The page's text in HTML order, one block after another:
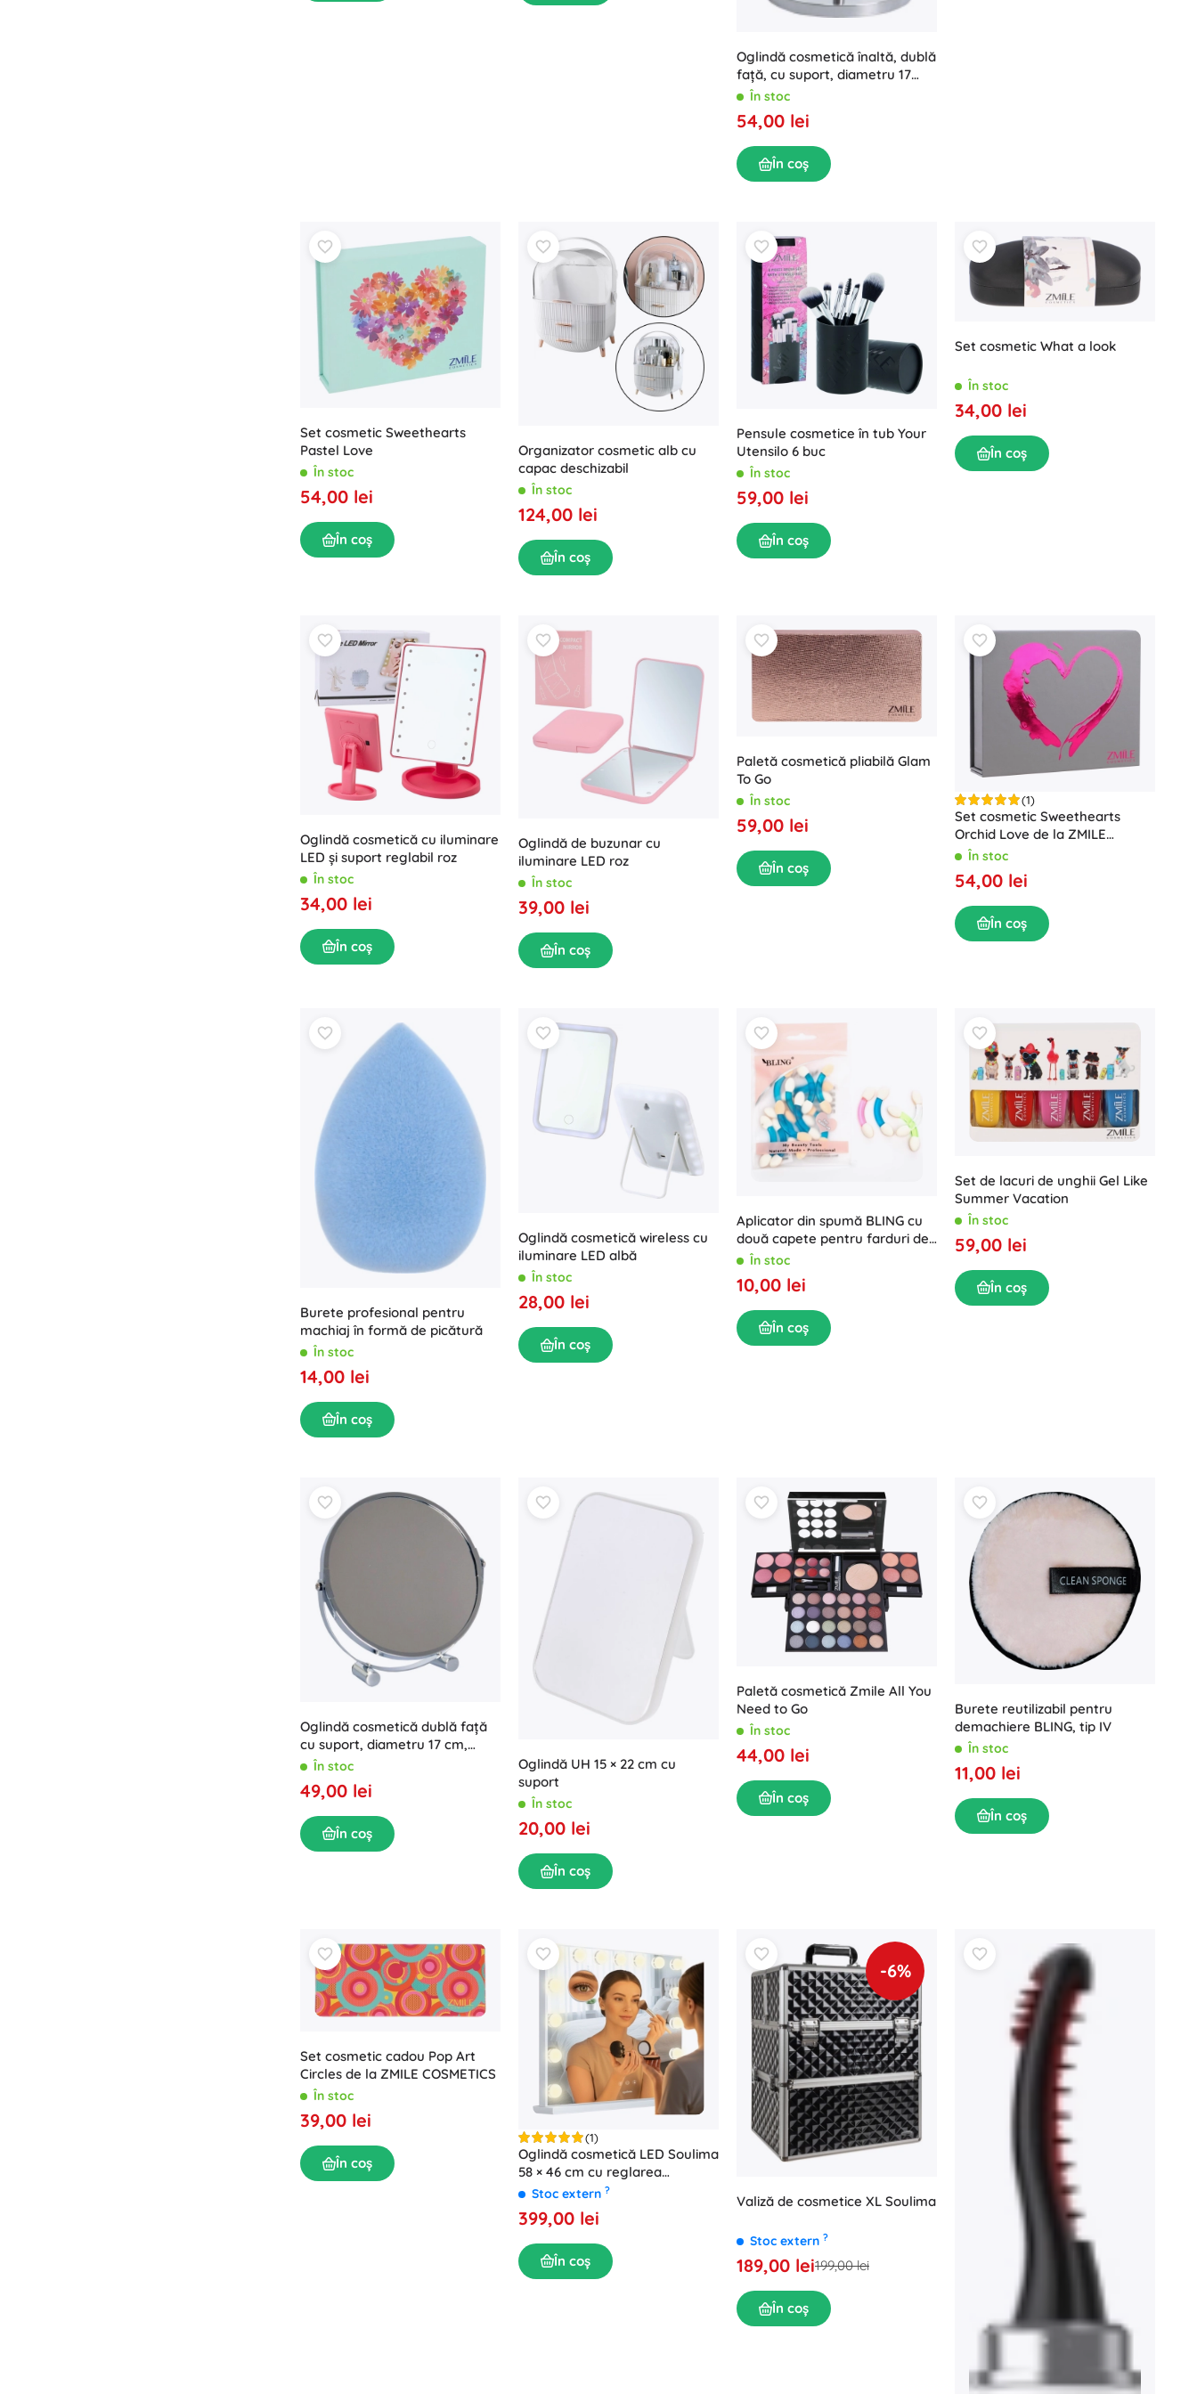
Oglindă cosmetică înaltă, dublă
față, cu suport, diametru 17
cm, crom
În stoc
54,00 lei
În coș
Set cosmetic Sweethearts
Pastel Love
În stoc
54,00 lei
În coș
Organizator cosmetic alb cu
capac deschizabil
În stoc
124,00 lei
În coș
Pensule cosmetice în tub Your
Utensilo 6 buc
În stoc
59,00 lei
În coș
Set cosmetic What a look
În stoc
34,00 lei
În coș
Oglindă cosmetică cu iluminare
LED și suport reglabil roz
În stoc
34,00 lei
În coș
Oglindă de buzunar cu
iluminare LED roz
În stoc
39,00 lei
În coș
Paletă cosmetică pliabilă Glam
To Go
În stoc
59,00 lei
În coș
(1)
Set cosmetic Sweethearts
Orchid Love de la ZMILE
COSMETICS
În stoc
54,00 lei
În coș
Burete profesional pentru
machiaj în formă de picătură
În stoc
14,00 lei
În coș
Oglindă cosmetică wireless cu
iluminare LED albă
În stoc
28,00 lei
În coș
Aplicator din spumă BLING cu
două capete pentru farduri de
pleoape, set 12 buc.
În stoc
10,00 lei
În coș
Set de lacuri de unghii Gel Like
Summer Vacation
În stoc
59,00 lei
În coș
Oglindă cosmetică dublă față
cu suport, diametru 17 cm,
crom
În stoc
49,00 lei
În coș
Oglindă UH 15 × 22 cm cu
suport
În stoc
20,00 lei
În coș
Paletă cosmetică Zmile All You
Need to Go
În stoc
44,00 lei
În coș
Burete reutilizabil pentru
demachiere BLING, tip IV
În stoc
11,00 lei
În coș
Set cosmetic cadou Pop Art
Circles de la ZMILE COSMETICS
În stoc
39,00 lei
În coș
(1)
Oglindă cosmetică LED Soulima
58 × 46 cm cu reglarea
iluminării
Stoc extern ?
399,00 lei
În coș
-6%
Valiză de cosmetice XL Soulima
Stoc extern ?
189,00 lei199,00 lei
În coș